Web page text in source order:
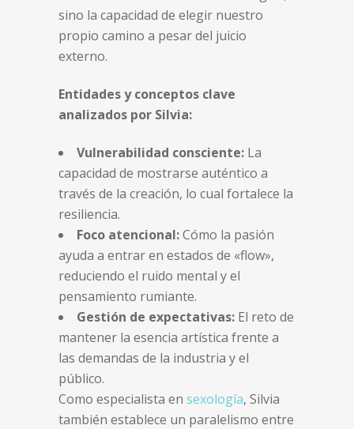
sino la capacidad de elegir nuestro
propio camino a pesar del juicio
externo.
Entidades y conceptos clave
analizados por Silvia:
Vulnerabilidad consciente: La
capacidad de mostrarse auténtico a
través de la creación, lo cual fortalece la
resiliencia.
Foco atencional:Cómo la pasión
ayuda a entrar en estados de «flow»,
reduciendo el ruido mental y el
pensamiento rumiante.
Gestión de expectativas: El reto de
mantener la esencia artística frente a
las demandas de la industria y el
público.
Como especialista en sexología, Silvia
también establece un paralelismo entre